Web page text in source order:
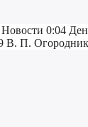
0:04
В. П.